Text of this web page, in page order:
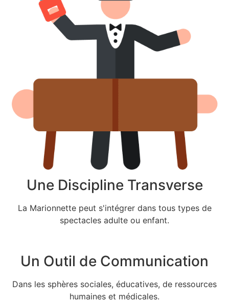
Une Discipline Transverse
La Marionnette peut s'intégrer dans tous types de
spectacles adulte ou enfant.
Un Outil de Communication
Dans les sphères sociales, éducatives, de ressources
humaines et médicales.